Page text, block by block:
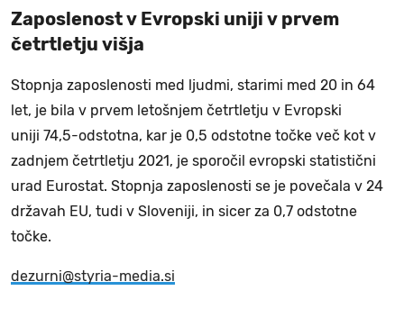
Zaposlenost v Evropski uniji v prvem
četrtletju višja
Stopnja zaposlenosti med ljudmi, starimi med 20 in 64
let, je bila v prvem letošnjem četrtletju v Evropski
uniji 74,5-odstotna, kar je 0,5 odstotne točke več kot v
zadnjem četrtletju 2021, je sporočil evropski statistični
urad Eurostat. Stopnja zaposlenosti se je povečala v 24
državah EU, tudi v Sloveniji, in sicer za 0,7 odstotne
točke.
dezurni@styria-media.si